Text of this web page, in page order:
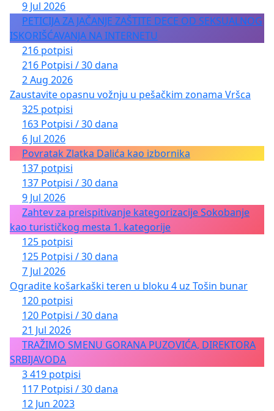
9 Jul 2026
PETICIJA ZA JAČANJE ZAŠTITE DECE OD SEKSUALNOG
ISKORIŠĆAVANJA NA INTERNETU
216 potpisi
216 Potpisi / 30 dana
2 Aug 2026
Zaustavite opasnu vožnju u pešačkim zonama Vršca
325 potpisi
163 Potpisi / 30 dana
6 Jul 2026
Povratak Zlatka Dalića kao izbornika
137 potpisi
137 Potpisi / 30 dana
9 Jul 2026
Zahtev za preispitivanje kategorizacije Sokobanje
kao turističkog mesta 1. kategorije
125 potpisi
125 Potpisi / 30 dana
7 Jul 2026
Ogradite košarkaški teren u bloku 4 uz Tošin bunar
120 potpisi
120 Potpisi / 30 dana
21 Jul 2026
TRAŽIMO SMENU GORANA PUZOVIĆA, DIREKTORA
SRBIJAVODA
3 419 potpisi
117 Potpisi / 30 dana
12 Jun 2023